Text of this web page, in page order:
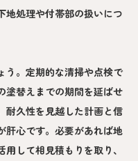
地処理や付帯部の扱いにつ
う。定期的な清掃や点検で
塗替えまでの期間を延ばせ
耐久性を見越した計画と信
肝心です。必要があれば地
して相見積もりを取り、